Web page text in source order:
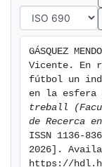
The results
teams can be
of
those countries
not as good as
GÁSQUEZ
Vicente. En
fútbol un
en la esfera
treball
de Recerca
ISSN 1136-
2026].
https://